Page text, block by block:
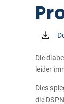
Die
leider
Dies
die